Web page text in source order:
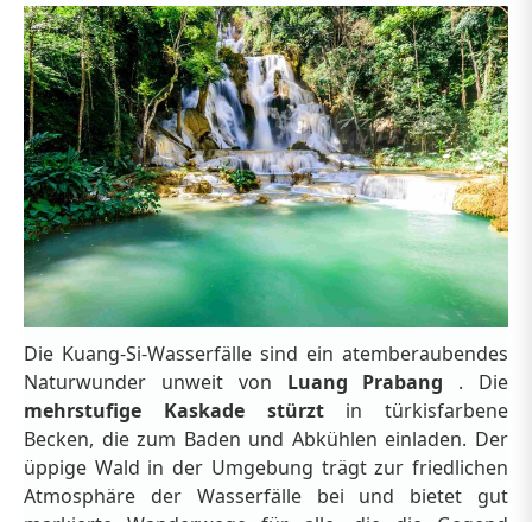
Die Kuang-Si-Wasserfälle sind ein atemberaubendes
Naturwunder unweit von Luang Prabang . Die
mehrstufige Kaskade stürztin türkisfarbene
Becken, die zum Baden und Abkühlen einladen. Der
üppige Wald in der Umgebung trägt zur friedlichen
Atmosphäre der Wasserfälle bei und bietet gut